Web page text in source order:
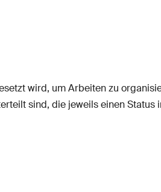
wird, um Arbeiten zu
sind, die jeweils einen Status